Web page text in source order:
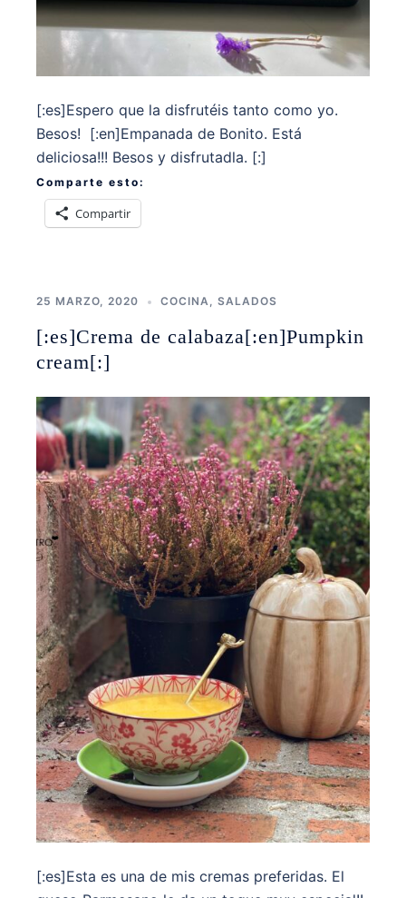
[:es]Espero que la disfrutéis tanto como yo.
Besos! [:en]Empanada de Bonito. Está
deliciosa!!! Besos y disfrutadla. [:]
Comparte esto:
Compartir
25 MARZO, 2020 COCINA, SALADOS
[:es]Crema de calabaza[:en]Pumpkin
cream[:]
[:es]Esta es una de mis cremas preferidas. El